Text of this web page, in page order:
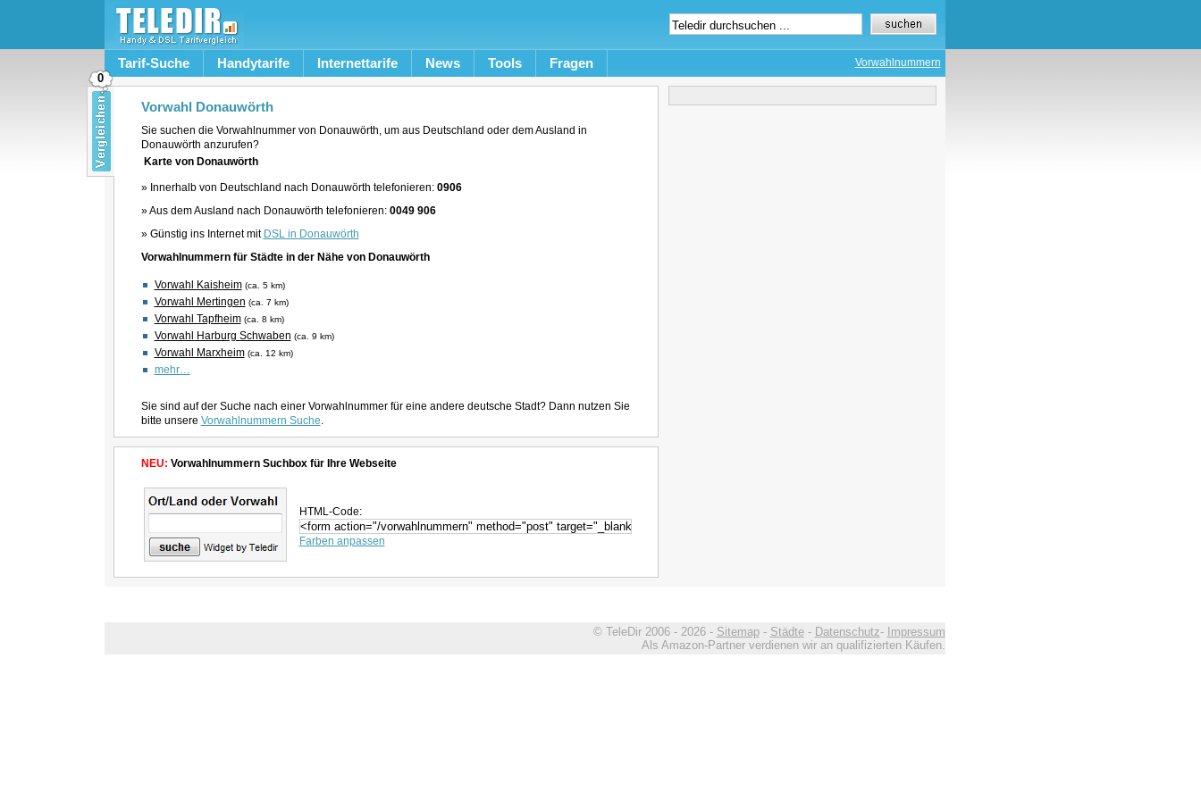
Tarif-Suche Handytarife Internettarife News Tools Fragen Vorwahlnummern
Vorwahl Donauwörth
Sie suchen die Vorwahlnummer von Donauwörth, um aus Deutschland oder dem Ausland in
Donauwörth anzurufen?
Karte von Donauwörth
» Innerhalb von Deutschland nach Donauwörth telefonieren: 0906
» Aus dem Ausland nach Donauwörth telefonieren: 0049 906
» Günstig ins Internet mit DSL in Donauwörth
Vorwahlnummern für Städte in der Nähe von Donauwörth
Vorwahl Kaisheim (ca. 5 km)
Vorwahl Mertingen (ca. 7 km)
Vorwahl Tapfheim (ca. 8 km)
Vorwahl Harburg Schwaben (ca. 9 km)
Vorwahl Marxheim (ca. 12 km)
mehr…
Sie sind auf der Suche nach einer Vorwahlnummer für eine andere deutsche Stadt? Dann nutzen Sie
bitte unsere Vorwahlnummern Suche.
NEU: Vorwahlnummern Suchbox für Ihre Webseite
HTML-Code:
Farben anpassen
© TeleDir 2006 - 2026 - Sitemap- Städte- Datenschutz- Impressum
Als Amazon-Partner verdienen wir an qualifizierten Käufen.
0